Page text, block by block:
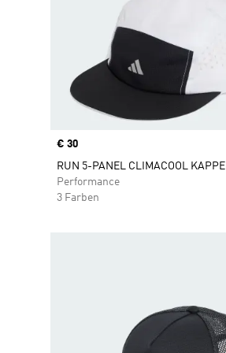
Price
€ 30
RUN 5-PANEL CLIMACOOL KAPPE
Performance
3 Farben